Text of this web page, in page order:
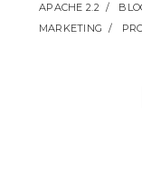
APACHE 2.2
MARKETING